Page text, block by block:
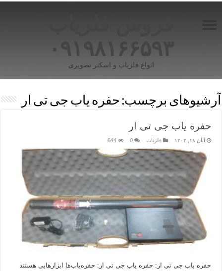
۰۹۱۹۸۱۶۶۵۹۳
انواع فلزیاب و اسکنر تصویری
آرشیوهای برچسب: حفره یاب جی تی ار
حفره یاب جی تی ار
آبان ۱۸, ۱۴۰۴ فلزیاب 0
644
حفره یاب جی تی ار: حفره یاب جی تی ار: حفره‌یاب‌ها ابزارهایی هستند